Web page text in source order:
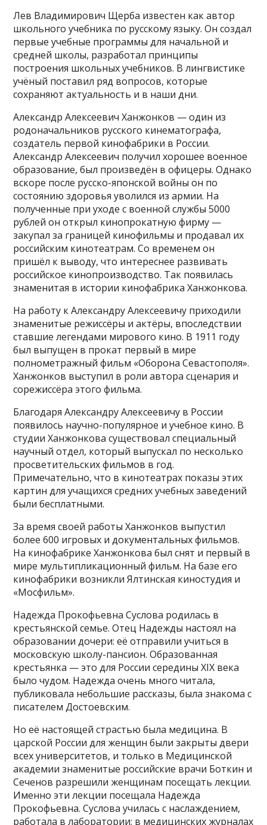
Лев Владимирович Щерба известен как автор
школьного учебника по русскому языку. Он создал
первые учебные программы для начальной и
средней школы, разработал принципы
построения школьных учебников. В лингвистике
учёный поставил ряд вопросов, которые
сохраняют актуальность и в наши дни.
Александр Алексеевич Ханжонков — один из
родоначальников русского кинематографа,
создатель первой кинофабрики в России.
Александр Алексеевич получил хорошее военное
образование, был произведён в офицеры. Однако
вскоре после русско-японской войны он по
состоянию здоровья уволился из армии. На
полученные при уходе с военной службы 5000
рублей он открыл кинопрокатную фирму —
закупал за границей кинофильмы и продавал их
российским кинотеатрам. Со временем он
пришёл к выводу, что интереснее развивать
российское кинопроизводство. Так появилась
знаменитая в истории кинофабрика Ханжонкова.
На работу к Александру Алексеевичу приходили
знаменитые режиссёры и актёры, впоследствии
ставшие легендами мирового кино. В 1911 году
был выпущен в прокат первый в мире
полнометражный фильм «Оборона Севастополя».
Ханжонков выступил в роли автора сценария и
сорежиссёра этого фильма.
Благодаря Александру Алексеевичу в России
появилось научно-популярное и учебное кино. В
студии Ханжонкова существовал специальный
научный отдел, который выпускал по несколько
просветительских фильмов в год.
Примечательно, что в кинотеатрах показы этих
картин для учащихся средних учебных заведений
были бесплатными.
За время своей работы Ханжонков выпустил
более 600 игровых и документальных фильмов.
На кинофабрике Ханжонкова был снят и первый в
мире мультипликационный фильм. На базе его
кинофабрики возникли Ялтинская киностудия и
«Мосфильм».
Надежда Прокофьевна Суслова родилась в
крестьянской семье. Отец Надежды настоял на
образовании дочери: её отправили учиться в
московскую школу-пансион. Образованная
крестьянка — это для России середины XIX века
было чудом. Надежда очень много читала,
публиковала небольшие рассказы, была знакома с
писателем Достоевским.
Но её настоящей страстью была медицина. В
царской России для женщин были закрыты двери
всех университетов, и только в Медицинской
академии знаменитые российские врачи Боткин и
Сеченов разрешили женщинам посещать лекции.
Именно эти лекции посещала Надежда
Прокофьевна. Суслова училась с наслаждением,
работала в лаборатории; в медицинских журналах